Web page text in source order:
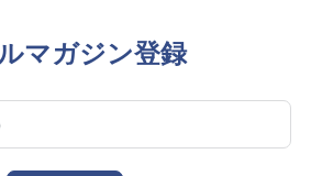
マガジン登録